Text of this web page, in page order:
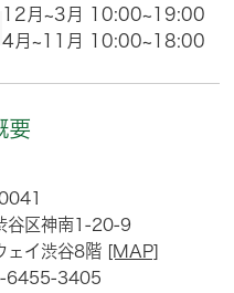
12月~3月 10:00~19:00
4月~11月 10:00~18:00
要
谷区神南1-20-9
ェイ渋谷8階 [MAP]
6455-3405